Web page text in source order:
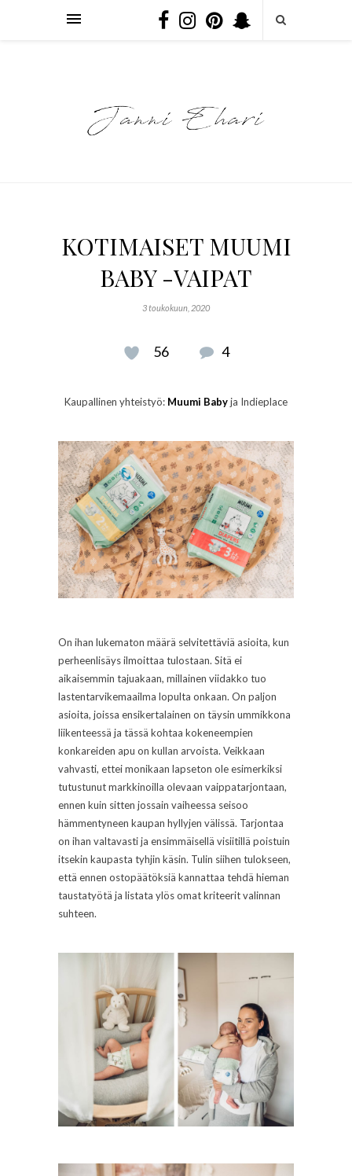
KOTIMAISET MUUMI
BABY -VAIPAT
3 toukokuun, 2020
56 4
Kaupallinen yhteistyö: Muumi Babyja Indieplace
On ihan lukematon määrä selvitettäviä asioita, kun
perheenlisäys ilmoittaa tulostaan. Sitä ei
aikaisemmin tajuakaan, millainen viidakko tuo
lastentarvikemaailma lopulta onkaan. On paljon
asioita, joissa ensikertalainen on täysin ummikkona
liikenteessä ja tässä kohtaa kokeneempien
konkareiden apu on kullan arvoista. Veikkaan
vahvasti, ettei monikaan lapseton ole esimerkiksi
tutustunut markkinoilla olevaan vaippatarjontaan,
ennen kuin sitten jossain vaiheessa seisoo
hämmentyneen kaupan hyllyjen välissä. Tarjontaa
on ihan valtavasti ja ensimmäisellä visiitillä poistuin
itsekin kaupasta tyhjin käsin. Tulin siihen tulokseen,
että ennen ostopäätöksiä kannattaa tehdä hieman
taustatyötä ja listata ylös omat kriteerit valinnan
suhteen.